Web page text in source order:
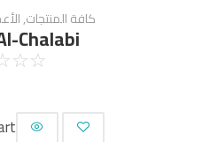
كافة المنتجات,
Chalabi
☆
☆